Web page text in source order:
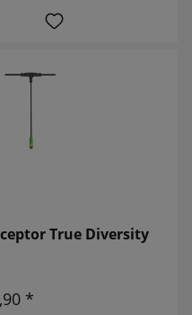
True Diversity
*